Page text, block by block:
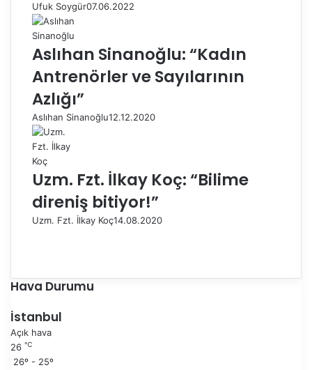
Ufuk Soygür07.06.2022
Aslıhan Sinanoğlu: “Kadın
Antrenörler ve Sayılarının
Azlığı”
Aslıhan Sinanoğlu12.12.2020
Uzm. Fzt. İlkay Koç: “Bilime
direniş bitiyor!”
Uzm. Fzt. İlkay Koç14.08.2020
e
k
s
a
n
k
i
Hava Durumu
İstanbul
Açık hava
26 ℃
26º - 25º